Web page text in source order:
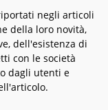
negli articoli
della loro novità,
dell'esistenza di
con le società
dagli utenti e